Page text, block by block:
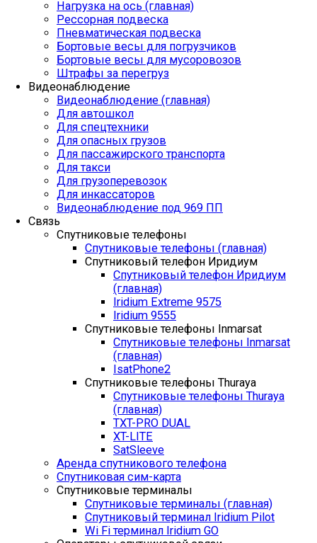
Нагрузка на ось (главная)
Рессорная подвеска
Пневматическая подвеска
Бортовые весы для погрузчиков
Бортовые весы для мусоровозов
Штрафы за перегруз
Видеонаблюдение
Видеонаблюдение (главная)
Для автошкол
Для спецтехники
Для опасных грузов
Для пассажирского транспорта
Для такси
Для грузоперевозок
Для инкассаторов
Видеонаблюдение под 969 ПП
Связь
Спутниковые телефоны
Спутниковые телефоны (главная)
Спутниковый телефон Иридиум
Спутниковый телефон Иридиум
(главная)
Iridium Extreme 9575
Iridium 9555
Спутниковые телефоны Inmarsat
Спутниковые телефоны Inmarsat
(главная)
IsatPhone2
Спутниковые телефоны Thuraya
Спутниковые телефоны Thuraya
(главная)
TXT-PRO DUAL
XT-LITE
SatSleeve
Аренда спутникового телефона
Спутниковая сим-карта
Спутниковые терминалы
Спутниковые терминалы (главная)
Спутниковый терминал Iridium Pilot
Wi Fi терминал Iridium GO